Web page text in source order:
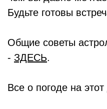
Будьте готовы
Общие советы
- ЗДЕСЬ.
Все о погоде на